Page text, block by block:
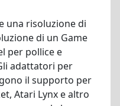
una risoluzione di
di un Game
per pollice e
adattatori per
il supporto per
Atari Lynx e altro